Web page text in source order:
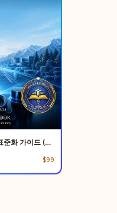
WIA 인식 명료도 표준화 가이드 (KO)
$99